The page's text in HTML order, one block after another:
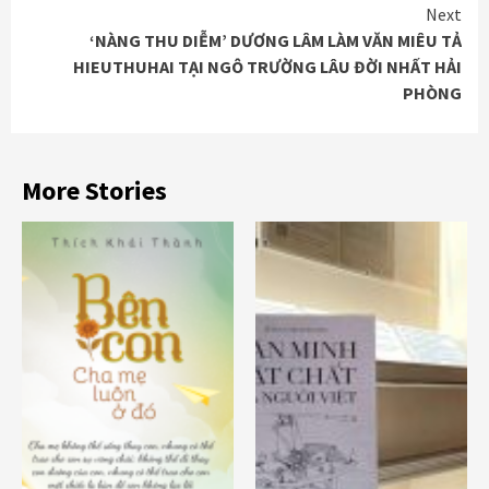
Next
‘NÀNG THU DIỄM’ DƯƠNG LÂM LÀM VĂN MIÊU TẢ
HIEUTHUHAI TẠI NGÔ TRƯỜNG LÂU ĐỜI NHẤT HẢI
PHÒNG
More Stories